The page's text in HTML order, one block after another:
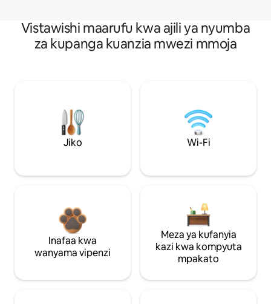
Vistawishi maarufu kwa ajili ya nyumba
za kupanga kuanzia mwezi mmoja
Jiko Wi-Fi
Inafaa kwa
wanyama vipenzi
Meza ya kufanyia
kazi kwa kompyuta
mpakato